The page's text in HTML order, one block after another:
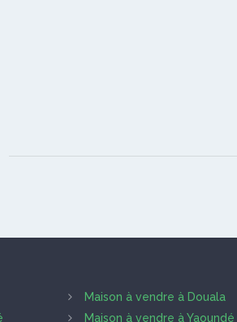
Maison à vendre à Douala
Maison à vendre à Yaoundé